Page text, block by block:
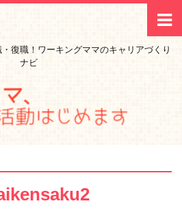
復職！ワーキングママのキャリアづくり
ナビ